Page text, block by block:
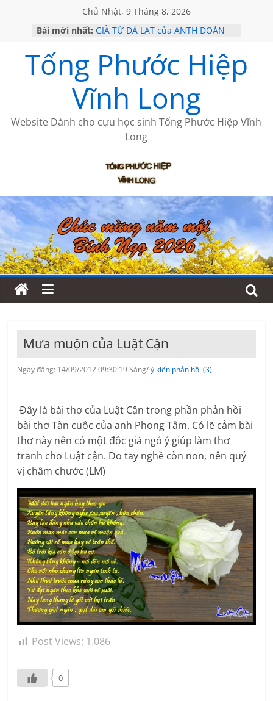
Chủ Nhật, 9 Tháng 8, 2026
Bài mới nhất: GIÃ TỪ ĐÀ LẠT của ANTH ĐOÀN
KHÔNG ĐỀ 20 CỦA THÁI LÃO
KHÔNG ĐỀ 19 CỦA THÁI LÃO
CHÙM THƠ CỦA BÍCH HÀ
Tống Phước Hiệp
Vĩnh Long
Website Dành cho cựu học sinh Tống Phước Hiệp Vĩnh
Long
Mưa muộn của Luật Cận
Ngày đăng: 14/09/2012 09:30:19 Sáng/ý kiến phản hồi (3)
Đây là bài thơ của Luật Cận trong phần phản hồi
bài thơ Tàn cuộc của anh Phong Tâm. Có lẽ cảm bài
thơ này nên có một độc giả ngỏ ý giúp làm thơ
tranh cho Luật cận. Do tay nghề còn non, nên quý
vị châm chước (LM)
Post Views: 1.086
0